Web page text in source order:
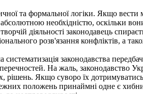
та формальної логіки. Якщо вести
необхідністю, оскільки
діяльності законодавець
розв'язання конфліктів, а
систематизація законодавства
На жаль, законодавство
рішень. Якщо суворо їх
положень принаймні одне є